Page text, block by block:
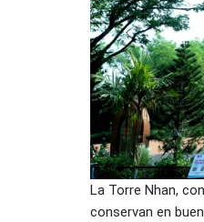
La Torre Nhan,
conservan en